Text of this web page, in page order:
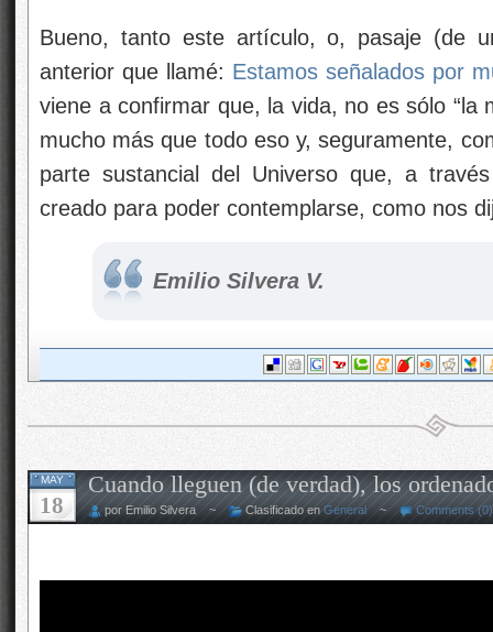
Bueno, tanto este artículo, o, pasaje (de
anterior que llamé: Estamos señalados por
viene a confirmar que, la vida, no es sólo “la
mucho más que todo eso y, seguramente,
parte sustancial del Universo que, a
creado para poder contemplarse, como nos
Emilio Silvera V.
MAY
18
Cuando lleguen (de verdad), los
por Emilio Silvera ~ Clasificado en General ~ Comments (0)